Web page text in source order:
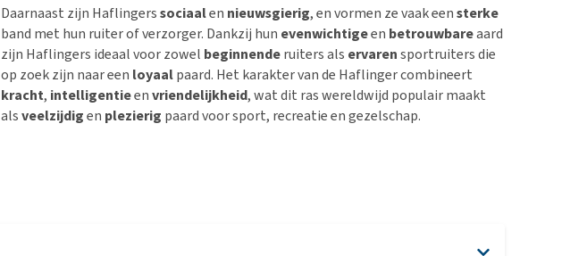
Daarnaast zijn Haflingerssociaalen nieuwsgierig, en vormen ze vaak eensterke
band met hun ruiter of verzorger. Dankzij hun evenwichtigeen betrouwbareaard
zijn Haflingers ideaal voor zowel beginnenderuiters als ervarensportruiters die
op zoek zijn naar een loyaalpaard. Het karakter van de Haflinger combineert
kracht, intelligentieenvriendelijkheid, wat dit ras wereldwijd populair maakt
alsveelzijdigen plezierig paard voor sport, recreatie en gezelschap.